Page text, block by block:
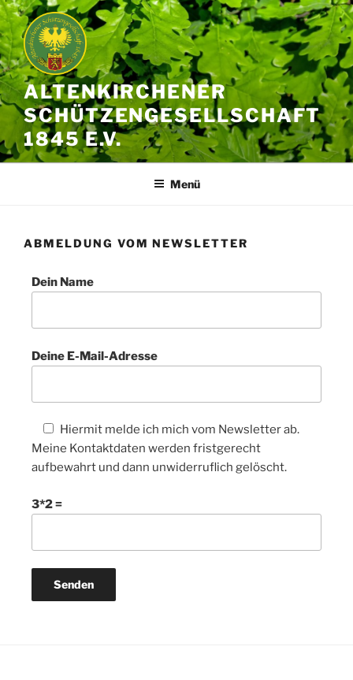
ALTENKIRCHENER
SCHÜTZENGESELLSCHAFT
1845 E.V.
Menü
ABMELDUNG VOM NEWSLETTER
Dein Name
Deine E-Mail-Adresse
Hiermit melde ich mich vom Newsletter ab.
Meine Kontaktdaten werden fristgerecht
aufbewahrt und dann unwiderruflich gelöscht.
3*2 =